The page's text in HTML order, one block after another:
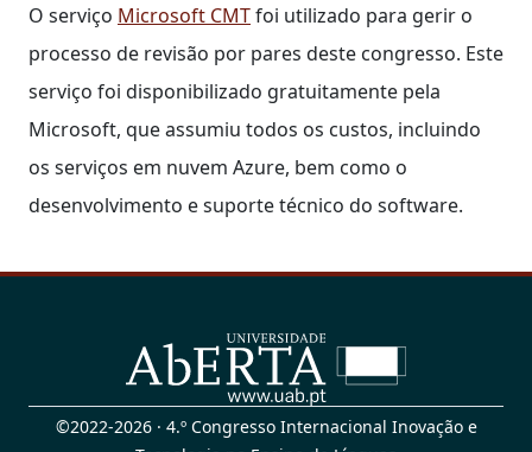
O serviço Microsoft CMTfoi utilizado para gerir o
processo de revisão por pares deste congresso. Este
serviço foi disponibilizado gratuitamente pela
Microsoft, que assumiu todos os custos, incluindo
os serviços em nuvem Azure, bem como o
desenvolvimento e suporte técnico do software.
©2022-2026 · 4.º Congresso Internacional Inovação e